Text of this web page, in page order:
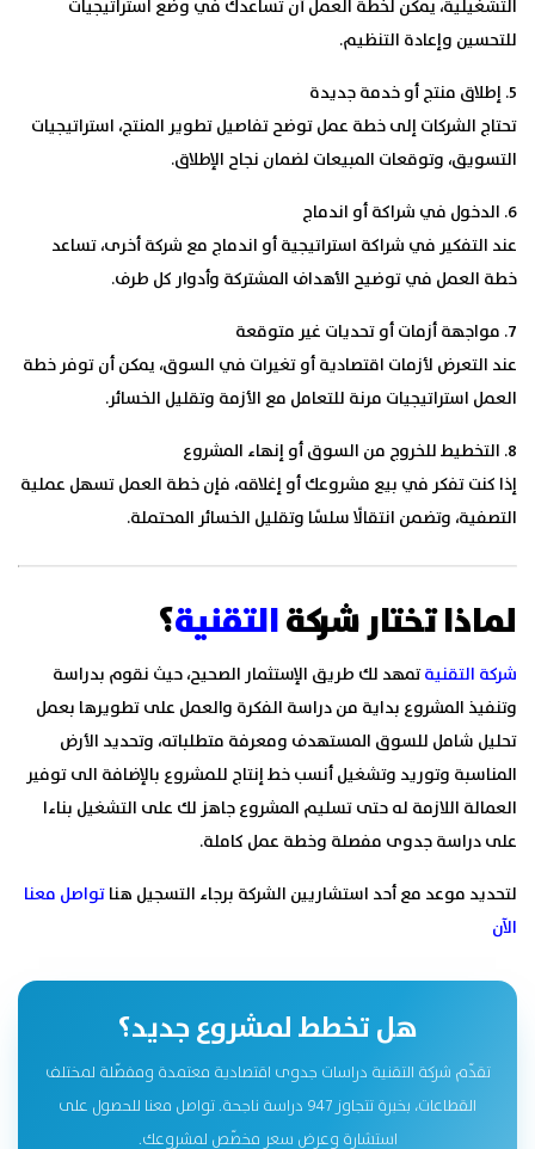
التشغيلية، يمكن لخطة العمل أن تساعدك في وضع استراتيجيات
للتحسين وإعادة التنظيم.
5. إطلاق منتج أو خدمة جديدة
تحتاج الشركات إلى خطة عمل توضح تفاصيل تطوير المنتج، استراتيجيات
التسويق، وتوقعات المبيعات لضمان نجاح الإطلاق.
6. الدخول في شراكة أو اندماج
عند التفكير في شراكة استراتيجية أو اندماج مع شركة أخرى، تساعد
خطة العمل في توضيح الأهداف المشتركة وأدوار كل طرف.
7. مواجهة أزمات أو تحديات غير متوقعة
عند التعرض لأزمات اقتصادية أو تغيرات في السوق، يمكن أن توفر خطة
العمل استراتيجيات مرنة للتعامل مع الأزمة وتقليل الخسائر.
8. التخطيط للخروج من السوق أو إنهاء المشروع
إذا كنت تفكر في بيع مشروعك أو إغلاقه، فإن خطة العمل تسهل عملية
التصفية، وتضمن انتقالًا سلسًا وتقليل الخسائر المحتملة.
لماذا تختار شركةالتقنية؟
شركة التقنيةتمهد لك طريق الإستثمار الصحيح، حيث نقوم بدراسة
وتنفيذ المشروع بداية من دراسة الفكرة والعمل على تطويرها بعمل
تحليل شامل للسوق المستهدف ومعرفة متطلباته، وتحديد الأرض
المناسبة وتوريد وتشغيل أنسب خط إنتاج للمشروع بالإضافة الى توفير
العمالة اللازمة له حتى تسليم المشروع جاهز لك على التشغيل بناءا
على دراسة جدوى مفصلة وخطة عمل كاملة.
لتحديد موعد مع أحد استشاريين الشركة برجاء التسجيل هناتواصل معنا
الآن
هل تخطط لمشروع جديد؟
تقدّم شركة التقنية دراسات جدوى اقتصادية معتمدة ومفصّلة لمختلف
القطاعات، بخبرة تتجاوز 947 دراسة ناجحة. تواصل معنا للحصول على
استشارة وعرض سعر مخصّص لمشروعك.